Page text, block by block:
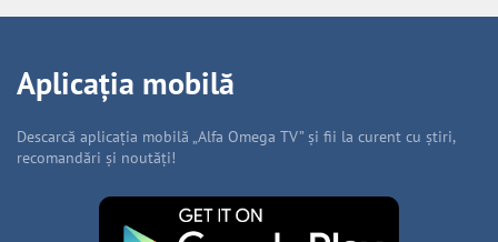
Aplicația mobilă
Descarcă aplicația mobilă „Alfa Omega TV” și fii la curent cu știri,
recomandări și noutăți!